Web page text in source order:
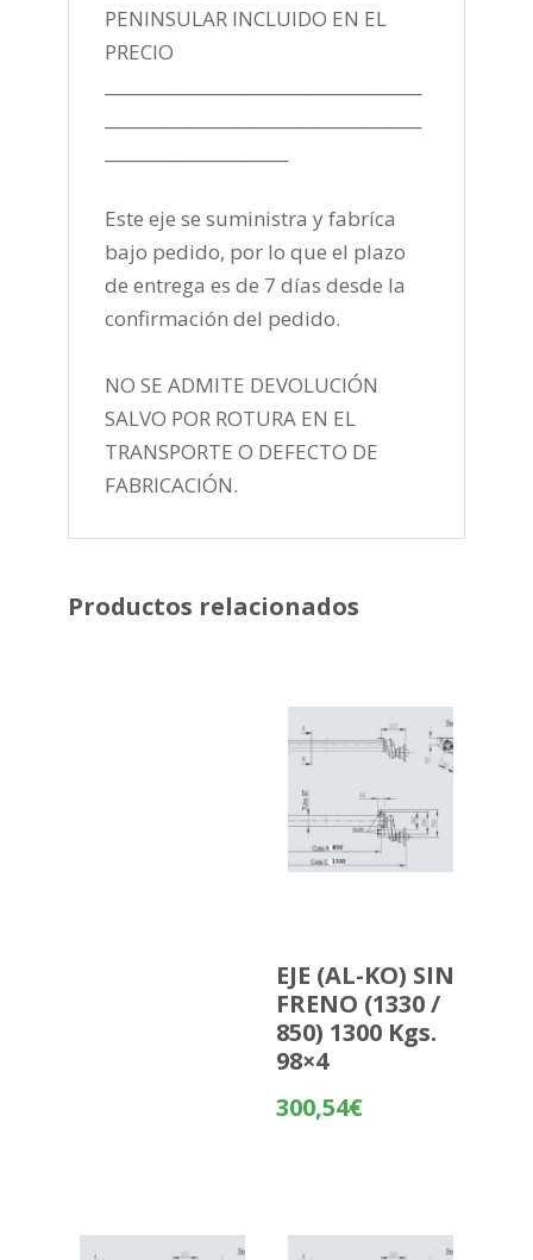
PENINSULAR INCLUIDO EN EL
PRECIO
Este eje se suministra y fabríca
bajo pedido, por lo que el plazo
de entrega es de 7 días desde la
confirmación del pedido.
NO SE ADMITE DEVOLUCIÓN
SALVO POR ROTURA EN EL
TRANSPORTE O DEFECTO DE
FABRICACIÓN.
Productos relacionados
EJE (AL-KO) SIN
FRENO (1330 /
850) 1300 Kgs.
98×4
300,54€